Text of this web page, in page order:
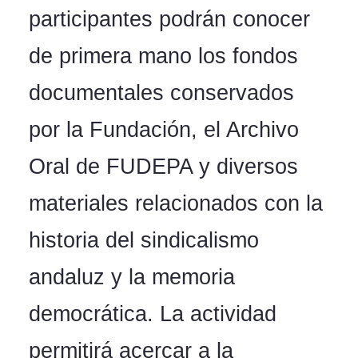
participantes podrán conocer
de primera mano los fondos
documentales conservados
por la Fundación, el Archivo
Oral de FUDEPA y diversos
materiales relacionados con la
historia del sindicalismo
andaluz y la memoria
democrática. La actividad
permitirá acercar a la